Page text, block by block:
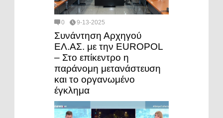
0 9-13-2025
Συνάντηση Αρχηγού
ΕΛ.ΑΣ. με την EUROPOL
– Στο επίκεντρο η
παράνομη μετανάστευση
και το οργανωμένο
έγκλημα